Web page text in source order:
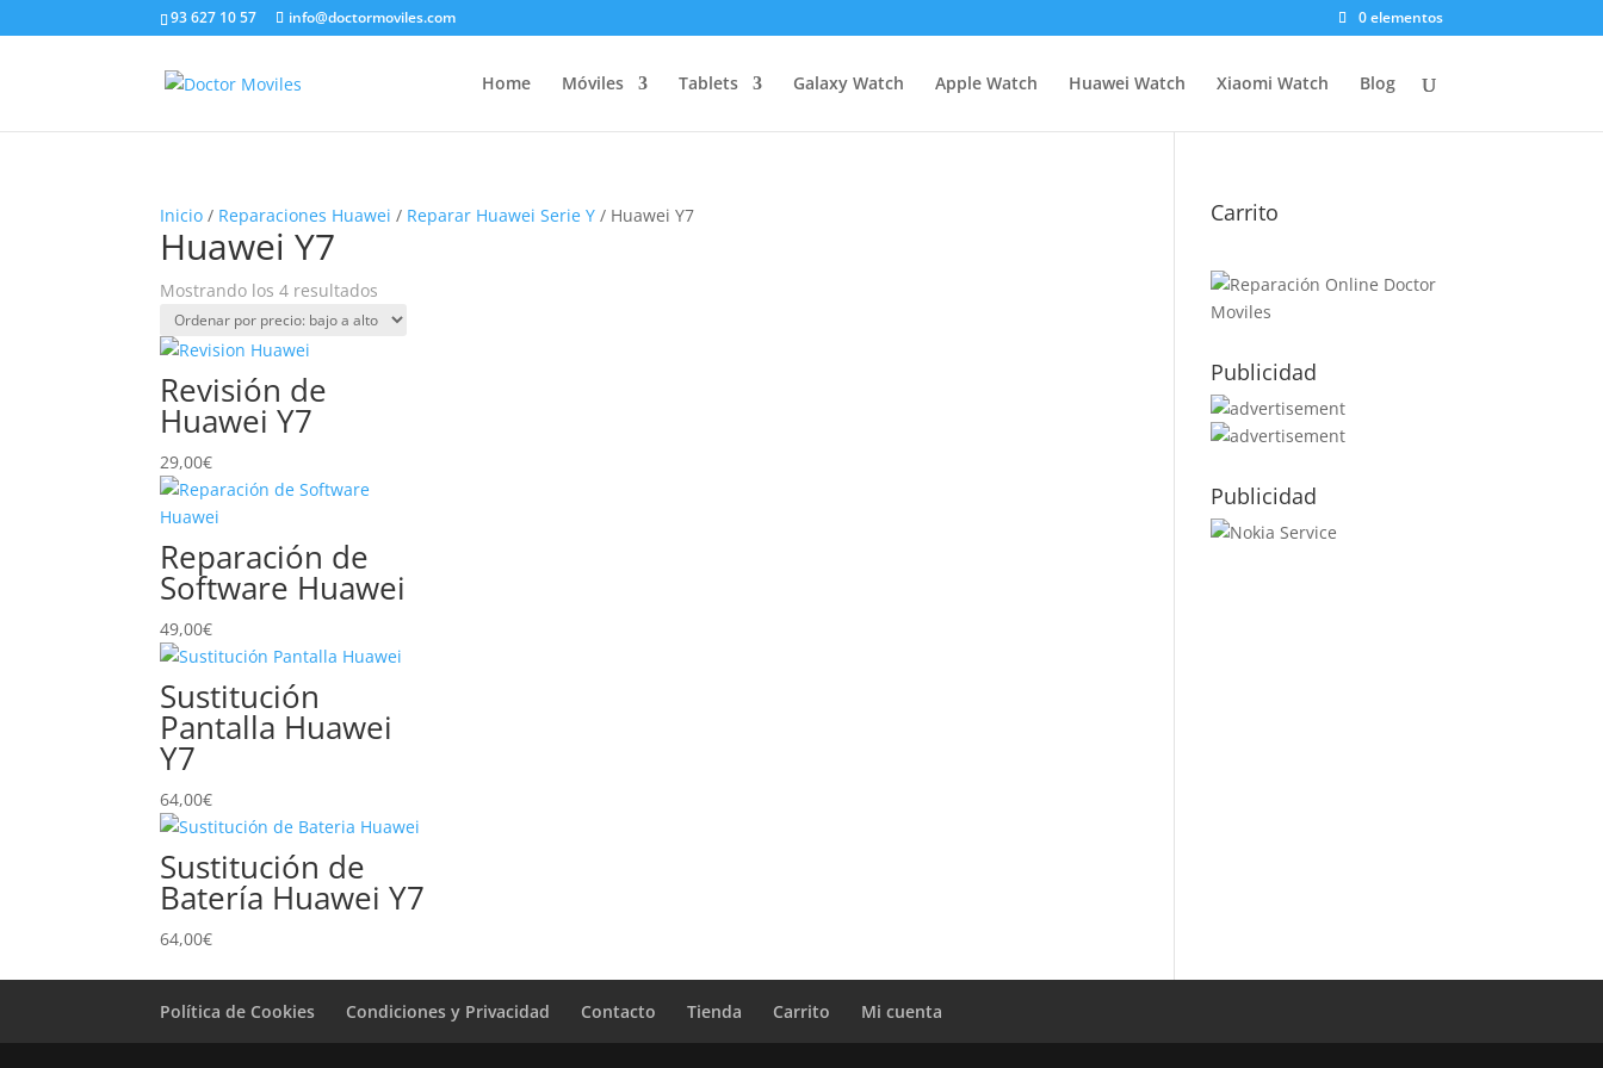
93 627 10 57 info@doctormoviles.com 0 elementos
Home Móviles Tablets Galaxy Watch Apple Watch Huawei Watch Xiaomi Watch Blog
Inicio / Reparaciones Huawei / Reparar Huawei Serie Y / Huawei Y7
Huawei Y7
Mostrando los 4 resultados
por
Revisión de
Huawei Y7
29,00€
Reparación de
Software Huawei
49,00€
Sustitución
Pantalla Huawei
Y7
64,00€
Sustitución de
Batería Huawei Y7
64,00€
Carrito
Publicidad
Publicidad
Política de Cookies Condiciones y Privacidad Contacto Tienda Carrito Mi cuenta